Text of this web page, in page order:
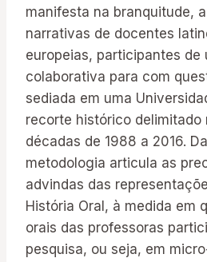
manifesta na branquitude,
narrativas de docentes
europeias, participantes de
colaborativa para com
sediada em uma
recorte histórico delimitado
décadas de 1988 a 2016.
metodologia articula as
advindas das
História Oral, à medida em
orais das professoras
pesquisa, ou seja, em